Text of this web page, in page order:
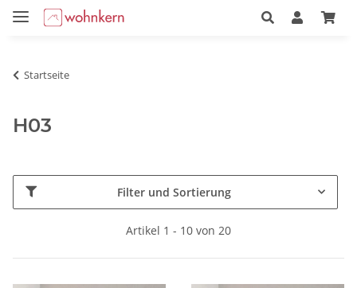
Startseite
H03
Filter und Sortierung
Artikel 1 - 10 von 20